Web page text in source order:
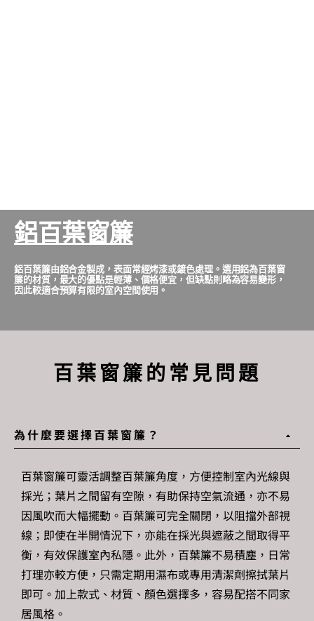
鋁百葉窗簾
鋁百葉簾由鋁合金製成，表面常經烤漆或鍍色處理。選用鋁為百葉窗
簾的材質，最大的優點是輕薄、價格便宜，但缺點則略為容易變形，
因此較適合預算有限的室內空間使用。
百葉窗簾的常見問題
為什麼要選擇百葉窗簾？
百葉窗簾可靈活調整百葉簾角度，方便控制室內光線與
採光；葉片之間留有空隙，有助保持空氣流通，亦不易
因風吹而大幅擺動。百葉簾可完全關閉，以阻擋外部視
線；即使在半開情況下，亦能在採光與遮蔽之間取得平
衡，有效保護室內私隱。此外，百葉簾不易積塵，日常
打理亦較方便，只需定期用濕布或專用清潔劑擦拭葉片
即可。加上款式、材質、顏色選擇多，容易配搭不同家
居風格。